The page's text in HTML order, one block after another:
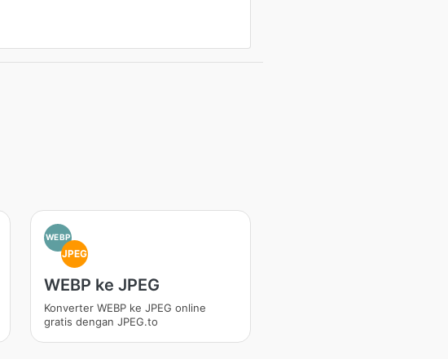
WEBP
JPEG
WEBP ke JPEG
Konverter WEBP ke JPEG online
gratis dengan JPEG.to